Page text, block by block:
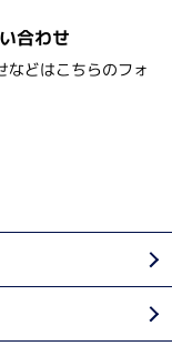
合わせ
などはこちらのフォ